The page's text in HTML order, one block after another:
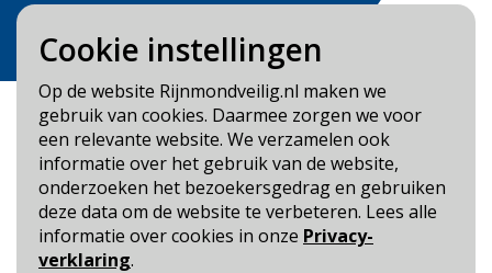
Cookie instellingen
Op de website Rijnmondveilig.nl maken we
gebruik van cookies. Daarmee zorgen we voor
een relevante website. We verzamelen ook
informatie over het gebruik van de website,
onderzoeken het bezoekersgedrag en gebruiken
deze data om de website te verbeteren. Lees alle
informatie over cookies in onze Privacy-
verklaring.
Veilig Leven?
Bel 0900-8387
Blijf op de hoogte
Cookie- en Privacybeleid